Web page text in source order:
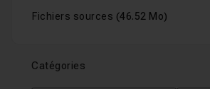
Fichiers sources (46.52 Mo)
Catégories